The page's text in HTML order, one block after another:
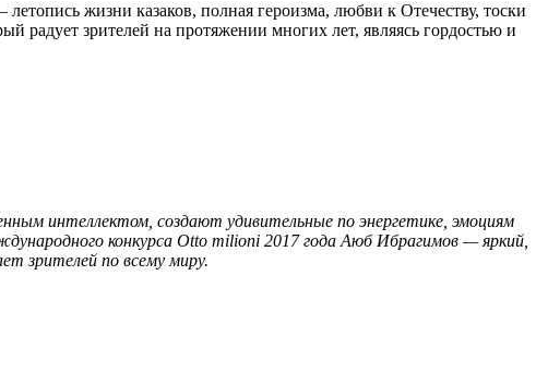
жизни казаков, полная героизма, любви к Отечеству, тоски
радует зрителей на протяжении многих лет, являясь гордостью и
интеллектом, создают удивительные по энергетике, эмоциям
конкурса Otto milioni 2017 года Аюб Ибрагимов — яркий,
зрителей по всему миру.